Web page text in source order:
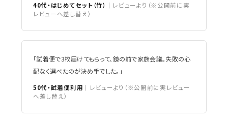
40代・はじめてセット（竹） ｜レビューより（※公開前に実
レビューへ差し替え）
「試着便で3枚届けてもらって、鏡の前で家族会議。失敗の心
配なく選べたのが決め手でした。」
50代・試着便利用 ｜レビューより（※公開前に実レビュー
へ差し替え）